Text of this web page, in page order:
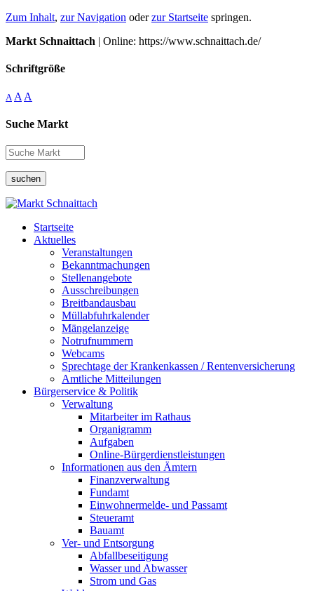
Zum Inhalt, zur Navigation oderzur Startseite springen.
Markt Schnaittach | Online: https://www.schnaittach.de/
Schriftgröße
A A A
Suche Markt
suchen
Startseite
Aktuelles
Veranstaltungen
Bekanntmachungen
Stellenangebote
Ausschreibungen
Breitbandausbau
Müllabfuhrkalender
Mängelanzeige
Notrufnummern
Webcams
Sprechtage der Krankenkassen / Rentenversicherung
Amtliche Mitteilungen
Bürgerservice & Politik
Verwaltung
Mitarbeiter im Rathaus
Organigramm
Aufgaben
Online-Bürgerdienstleistungen
Informationen aus den Ämtern
Finanzverwaltung
Fundamt
Einwohnermelde- und Passamt
Steueramt
Bauamt
Ver- und Entsorgung
Abfallbeseitigung
Wasser und Abwasser
Strom und Gas